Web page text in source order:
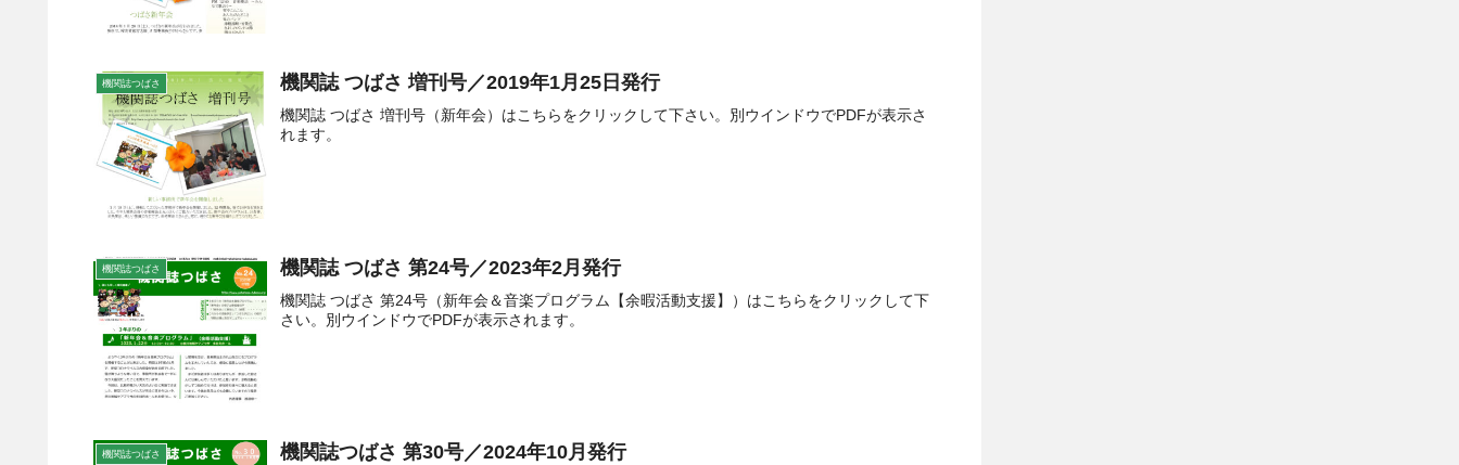
機関誌つばさ 機関誌 つばさ 増刊号／2019年1月25日発行
機関誌 つばさ 増刊号（新年会）はこちらをクリックして下さい。別ウインドウでPDFが表示さ
れます。
機関誌つばさ 機関誌 つばさ 第24号／2023年2月発行
機関誌 つばさ 第24号（新年会＆音楽プログラム【余暇活動支援】）はこちらをクリックして下
さい。別ウインドウでPDFが表示されます。
機関誌つばさ 機関誌つばさ 第30号／2024年10月発行